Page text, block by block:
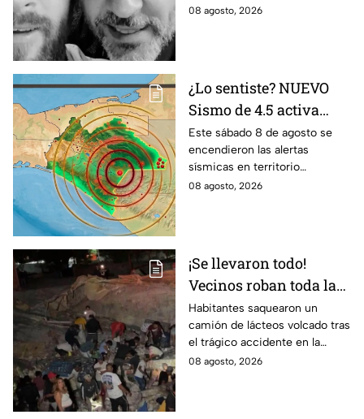
de agosto en Argentina
08 agosto, 2026
¿Lo sentiste? NUEVO
Sismo de 4.5 activa
alertas en varios
puntos de México
durante la madrugada
de hoy sábado
Este sábado 8 de agosto se
encendieron las alertas
sísmicas en territorio
mexicano, conoce dónde fue y
08 agosto, 2026
¡Se llevaron todo!
Vecinos roban toda la
mercancía del tráiler
volcado en la carretera
de Irapuato
Habitantes saquearon un
camión de lácteos volcado tras
el trágico accidente en la
carretera Irapuato-Abasolo
08 agosto, 2026